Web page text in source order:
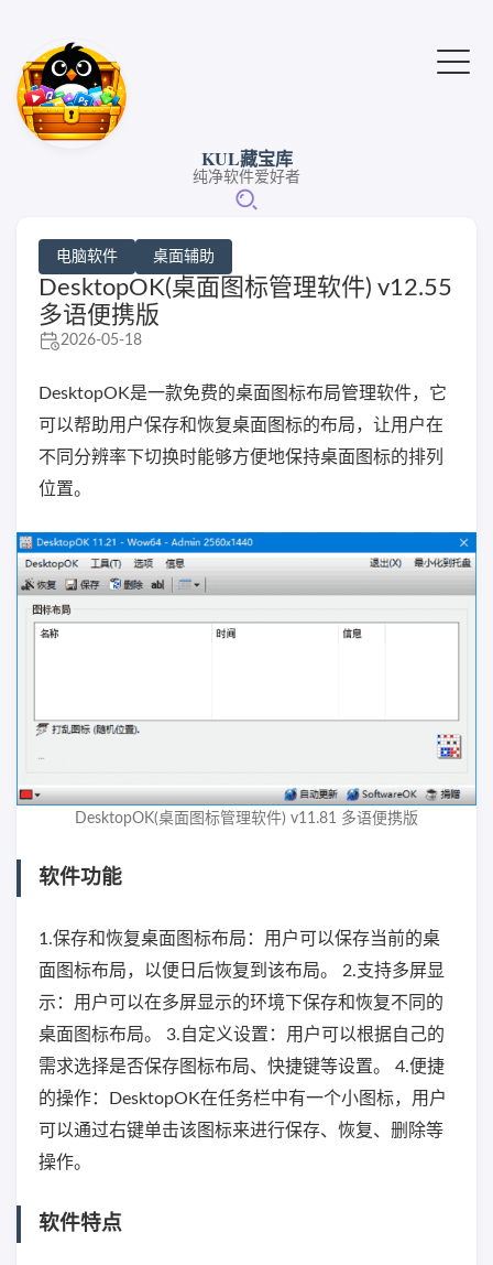
KUL藏宝库
纯净软件爱好者
电脑软件 桌面辅助
DesktopOK(桌面图标管理软件) v12.55
多语便携版
2026-05-18
DesktopOK是一款免费的桌面图标布局管理软件，它
可以帮助用户保存和恢复桌面图标的布局，让用户在
不同分辨率下切换时能够方便地保持桌面图标的排列
位置。
DesktopOK(桌面图标管理软件) v11.81 多语便携版
软件功能
1.保存和恢复桌面图标布局：用户可以保存当前的桌
面图标布局，以便日后恢复到该布局。 2.支持多屏显
示：用户可以在多屏显示的环境下保存和恢复不同的
桌面图标布局。 3.自定义设置：用户可以根据自己的
需求选择是否保存图标布局、快捷键等设置。 4.便捷
的操作：DesktopOK在任务栏中有一个小图标，用户
可以通过右键单击该图标来进行保存、恢复、删除等
操作。
软件特点